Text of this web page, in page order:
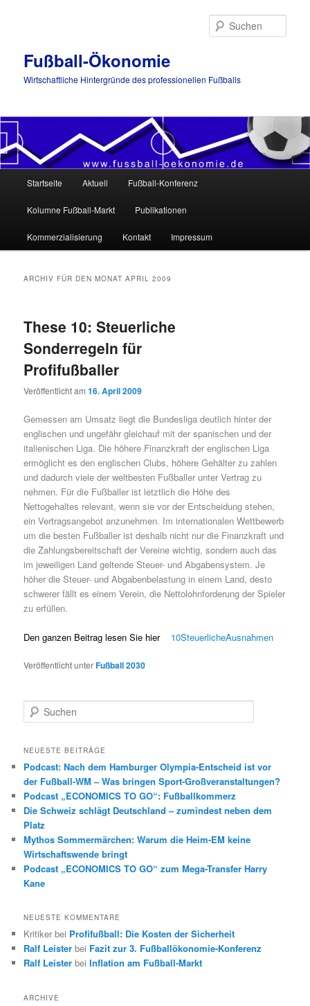
Fußball-Ökonomie
Wirtschaftliche Hintergründe des professionellen Fußballs
Zum
Inhalt
wechseln
Zum
sekundären
Inhalt
wechseln
Startseite Aktuell Fußball-Konferenz
Kolumne Fußball-Markt Publikationen
Kommerzialisierung Kontakt Impressum
ARCHIV FÜR DEN MONATAPRIL 2009
These 10: Steuerliche
Sonderregeln für
Profifußballer
Veröffentlicht am16. April 2009
Gemessen am Umsatz liegt die Bundesliga deutlich hinter der
englischen und ungefähr gleichauf mit der spanischen und der
italienischen Liga. Die höhere Finanzkraft der englischen Liga
ermöglicht es den englischen Clubs, höhere Gehälter zu zahlen
und dadurch viele der weltbesten Fußballer unter Vertrag zu
nehmen. Für die Fußballer ist letztlich die Höhe des
Nettogehaltes relevant, wenn sie vor der Entscheidung stehen,
ein Vertragsangebot anzunehmen. Im internationalen Wettbewerb
um die besten Fußballer ist deshalb nicht nur die Finanzkraft und
die Zahlungsbereitschaft der Vereine wichtig, sondern auch das
im jeweiligen Land geltende Steuer- und Abgabensystem. Je
höher die Steuer- und Abgabenbelastung in einem Land, desto
schwerer fällt es einem Verein, die Nettolohnforderung der Spieler
zu erfüllen.
Den ganzen Beitrag lesen Sie hier 10SteuerlicheAusnahmen
Veröffentlicht unterFußball 2030
u
h
n
NEUESTE BEITRÄGE
Podcast: Nach dem Hamburger Olympia-Entscheid ist vor
der Fußball-WM – Was bringen Sport-Großveranstaltungen?
Podcast „ECONOMICS TO GO“: Fußballkommerz
Die Schweiz schlägt Deutschland – zumindest neben dem
Platz
Mythos Sommermärchen: Warum die Heim-EM keine
Wirtschaftswende bringt
Podcast „ECONOMICS TO GO“ zum Mega-Transfer Harry
Kane
NEUESTE KOMMENTARE
Kritiker bei Profifußball: Die Kosten der Sicherheit
Ralf Leister bei Fazit zur 3. Fußballökonomie-Konferenz
Ralf Leister beiInflation am Fußball-Markt
ARCHIVE